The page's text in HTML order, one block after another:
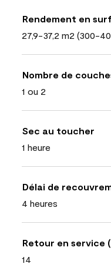
Rendement en
27,9-37,2 m2 (300-
Nombre de
1 ou 2
Sec au toucher
1 heure
Délai de
4 heures
Retour en service
14